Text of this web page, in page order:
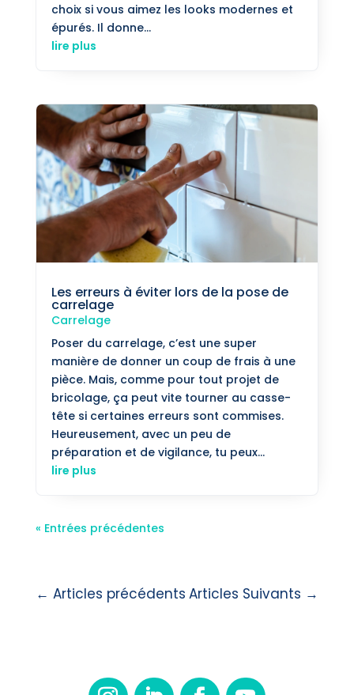
choix si vous aimez les looks modernes et
épurés. Il donne...
lire plus
Les erreurs à éviter lors de la pose de
carrelage
Carrelage
Poser du carrelage, c’est une super
manière de donner un coup de frais à une
pièce. Mais, comme pour tout projet de
bricolage, ça peut vite tourner au casse-
tête si certaines erreurs sont commises.
Heureusement, avec un peu de
préparation et de vigilance, tu peux...
lire plus
« Entrées précédentes
← Articles précédents Articles Suivants →